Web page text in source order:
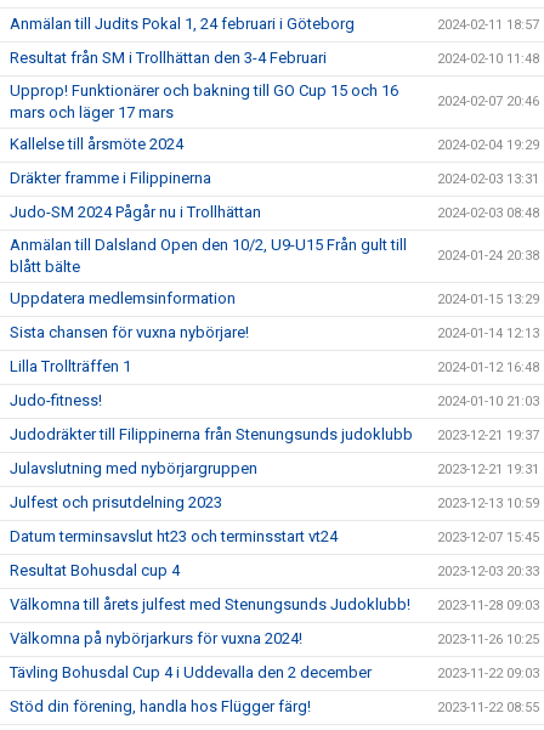
Anmälan till Judits Pokal 1, 24 februari i Göteborg 2024-02-11 18:57
Resultat från SM i Trollhättan den 3-4 Februari 2024-02-10 11:48
Upprop! Funktionärer och bakning till GO Cup 15 och 16
mars och läger 17 mars
2024-02-07 20:46
Kallelse till årsmöte 2024 2024-02-04 19:29
Dräkter framme i Filippinerna 2024-02-03 13:31
Judo-SM 2024 Pågår nu i Trollhättan 2024-02-03 08:48
Anmälan till Dalsland Open den 10/2, U9-U15 Från gult till
blått bälte
2024-01-24 20:38
Uppdatera medlemsinformation 2024-01-15 13:29
Sista chansen för vuxna nybörjare! 2024-01-14 12:13
Lilla Trollträffen 1 2024-01-12 16:48
Judo-fitness! 2024-01-10 21:03
Judodräkter till Filippinerna från Stenungsunds judoklubb 2023-12-21 19:37
Julavslutning med nybörjargruppen 2023-12-21 19:31
Julfest och prisutdelning 2023 2023-12-13 10:59
Datum terminsavslut ht23 och terminsstart vt24 2023-12-07 15:45
Resultat Bohusdal cup 4 2023-12-03 20:33
Välkomna till årets julfest med Stenungsunds Judoklubb! 2023-11-28 09:03
Välkomna på nybörjarkurs för vuxna 2024! 2023-11-26 10:25
Tävling Bohusdal Cup 4 i Uddevalla den 2 december 2023-11-22 09:03
Stöd din förening, handla hos Flügger färg! 2023-11-22 08:55